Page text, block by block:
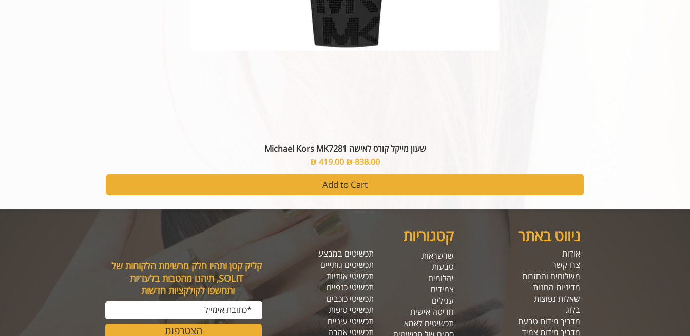
שעון מייקל קורס לאישה Michael Kors MK7281
Regular Price
838.00 ₪
Sale Price
419.00 ₪
Add to Cart
קטגוריות ניווט באתר
קליק קטן ותהיו חלק מרשימת הלקוחות של
SOLIT, תיהנו מהטבות בלעדיות
ותחשפו לקולקציות חדשות
הצטרפות
שרשראות
טבעות
יהלומים
צמידים
עגילים
חריטה אישית
תכשיטים לאמא
תכשיטים במבצע
תכשיטים גותייים
תכשיטי אותיות
תכשיטי כנפיים
תכשיטי כוכבים
תכשיטי טיפות
תכשיטי עיניים
תכשיטי אהבה
אודות
צרו קשר
משלוחים והחזרות
מדיניות החנות
שאלות נפוצות
בלוג
מדריך מידות טבעת
מדריך מידות צמיד